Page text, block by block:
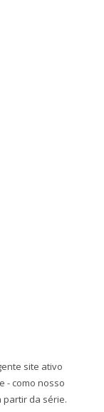
site ativo
- como nosso
partir da série.